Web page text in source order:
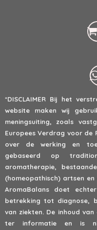
*DISCLAIMER Bij het
website maken wij
meningsuiting, zoals
Europees Verdrag voor de
over de werking en
gebaseerd op
aromatherapie,
(homeopathisch) artsen
AromaBalans doet
betrekking tot diagnose,
van ziekten. De inhoud
ter informatie en is